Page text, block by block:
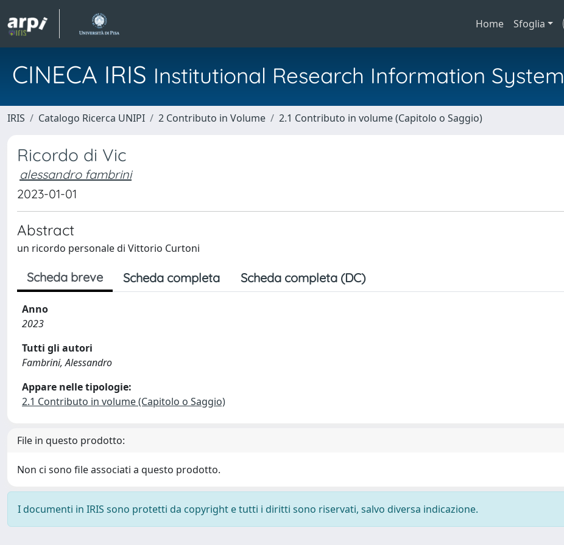
Home Sfoglia
CINECA IRIS Institutional Research Information System
IRIS Catalogo Ricerca UNIPI 2 Contributo in Volume 2.1 Contributo in volume (Capitolo o Saggio)
Ricordo di Vic
alessandro fambrini
2023-01-01
Abstract
un ricordo personale di Vittorio Curtoni
Scheda breve Scheda completa Scheda completa (DC)
Anno
2023
Tutti gli autori
Fambrini, Alessandro
Appare nelle tipologie:
2.1 Contributo in volume (Capitolo o Saggio)
File in questo prodotto:
Non ci sono file associati a questo prodotto.
I documenti in IRIS sono protetti da copyright e tutti i diritti sono riservati, salvo diversa indicazione.